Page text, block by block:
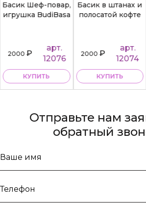
Басик Шеф-повар,
игрушка BudiBasa
2000₽
арт.
12076
КУПИТЬ
Басик в штанах и
полосатой кофте
2000₽
арт.
12074
КУПИТЬ
Отправьте нам
обратный
Ваше